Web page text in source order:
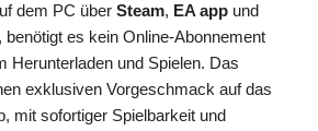
dem PC über Steam, EA app und
, benötigt es kein Online-Abonnement
Herunterladen und Spielen. Das
exklusiven Vorgeschmack auf das
mit sofortiger Spielbarkeit und